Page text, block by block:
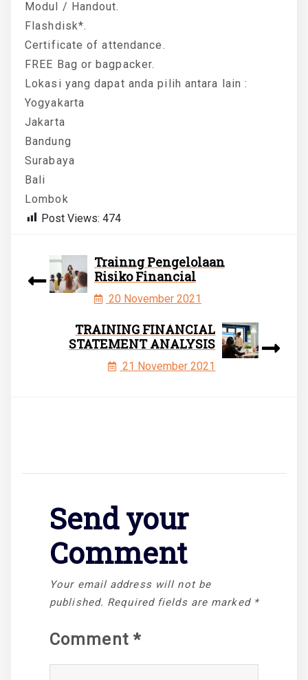
Modul / Handout.
Flashdisk*.
Certificate of attendance.
FREE Bag or bagpacker.
Lokasi yang dapat anda pilih antara lain :
Yogyakarta
Jakarta
Bandung
Surabaya
Bali
Lombok
Post Views: 474
Trainng Pengelolaan
Risiko Financial
20 November 2021
TRAINING FINANCIAL
STATEMENT ANALYSIS
21 November 2021
Send your
Comment
Your email address will not be
published. Required fields are marked *
Comment *